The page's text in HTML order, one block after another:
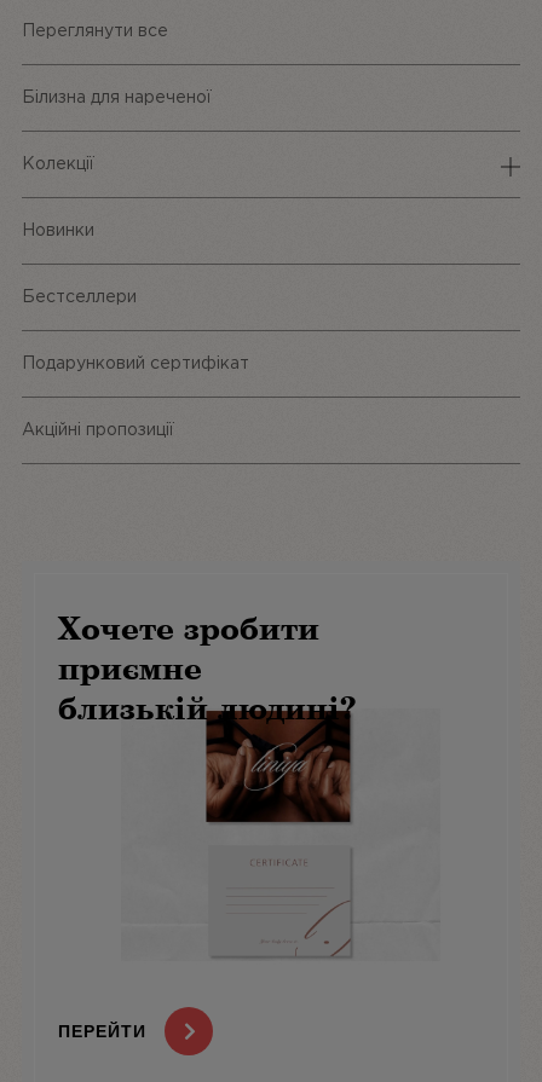
Переглянути все
Білизна для нареченої
Колекції
Одяг та аксесуари
Новинки
Бестселлери
Подарунковий сертифікат
Акційні пропозиції
Хочете зробити
приємне
близькій людині?
ПЕРЕЙТИ